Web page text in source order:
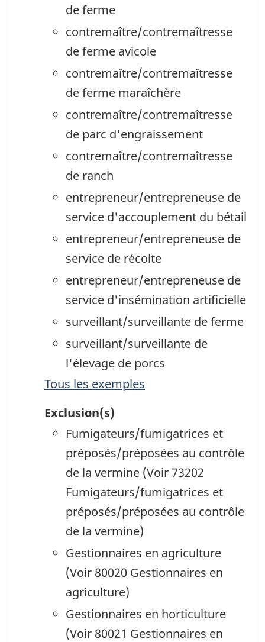
de ferme
contremaître/contremaîtresse
de ferme avicole
contremaître/contremaîtresse
de ferme maraîchère
contremaître/contremaîtresse
de parc d'engraissement
contremaître/contremaîtresse
de ranch
entrepreneur/entrepreneuse de
service d'accouplement du bétail
entrepreneur/entrepreneuse de
service de récolte
entrepreneur/entrepreneuse de
service d'insémination artificielle
surveillant/surveillante de ferme
surveillant/surveillante de
l'élevage de porcs
Tous les exemples
Exclusion(s)
Fumigateurs/fumigatrices et
préposés/préposées au contrôle
de la vermine (Voir 73202
Fumigateurs/fumigatrices et
préposés/préposées au contrôle
de la vermine)
Gestionnaires en agriculture
(Voir 80020 Gestionnaires en
agriculture)
Gestionnaires en horticulture
(Voir 80021 Gestionnaires en